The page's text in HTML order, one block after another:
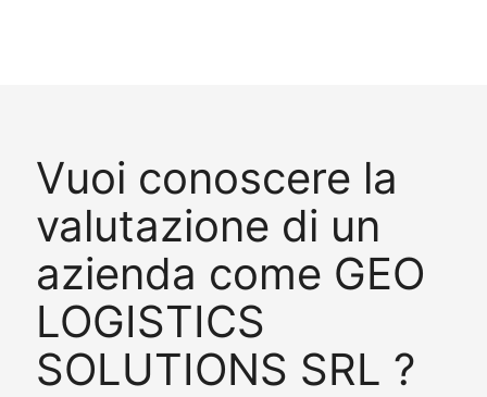
Vuoi conoscere la
valutazione di un
azienda come GEO
LOGISTICS
SOLUTIONS SRL ?